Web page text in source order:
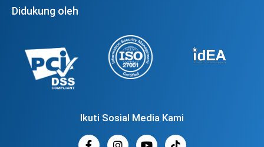
Didukung oleh
Ikuti Sosial Media Kami